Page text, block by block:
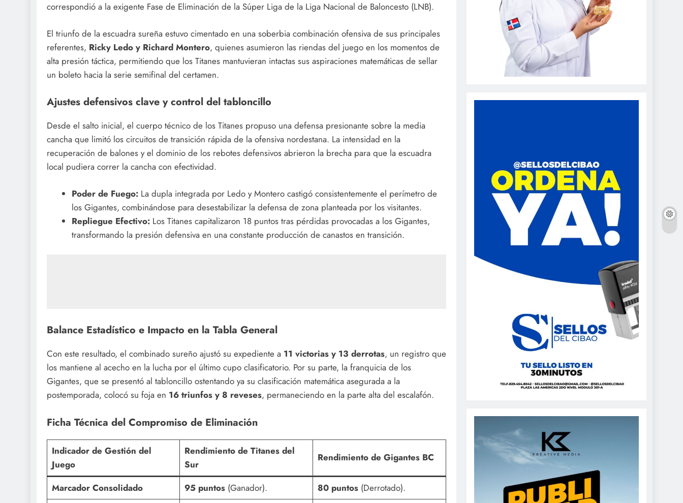
correspondió a la exigente Fase de Eliminación de la Súper Liga de la Liga Nacional de Baloncesto (LNB).
El triunfo de la escuadra sureña estuvo cimentado en una soberbia combinación ofensiva de sus principales
referentes, Ricky Ledo y Richard Montero, quienes asumieron las riendas del juego en los momentos de
alta presión táctica, permitiendo que los Titanes mantuvieran intactas sus aspiraciones matemáticas de sellar
un boleto hacia la serie semifinal del certamen.
Ajustes defensivos clave y control del tabloncillo
Desde el salto inicial, el cuerpo técnico de los Titanes propuso una defensa presionante sobre la media
cancha que limitó los circuitos de transición rápida de la ofensiva nordestana. La intensidad en la
recuperación de balones y el dominio de los rebotes defensivos abrieron la brecha para que la escuadra
local pudiera correr la cancha con efectividad.
Poder de Fuego:La dupla integrada por Ledo y Montero castigó consistentemente el perímetro de
los Gigantes, combinándose para desestabilizar la defensa de zona planteada por los visitantes.
Repliegue Efectivo:Los Titanes capitalizaron 18 puntos tras pérdidas provocadas a los Gigantes,
transformando la presión defensiva en una constante producción de canastos en transición.
Balance Estadístico e Impacto en la Tabla General
Con este resultado, el combinado sureño ajustó su expediente a 11 victorias y 13 derrotas, un registro que
los mantiene al acecho en la lucha por el último cupo clasificatorio. Por su parte, la franquicia de los
Gigantes, que se presentó al tabloncillo ostentando ya su clasificación matemática asegurada a la
postemporada, colocó su foja en 16 triunfos y 8 reveses, permaneciendo en la parte alta del escalafón.
Ficha Técnica del Compromiso de Eliminación
Indicador de Gestión del
Juego
Rendimiento de Titanes del
Sur
Rendimiento de Gigantes BC
Marcador Consolidado 95 puntos(Ganador). 80 puntos(Derrotado).